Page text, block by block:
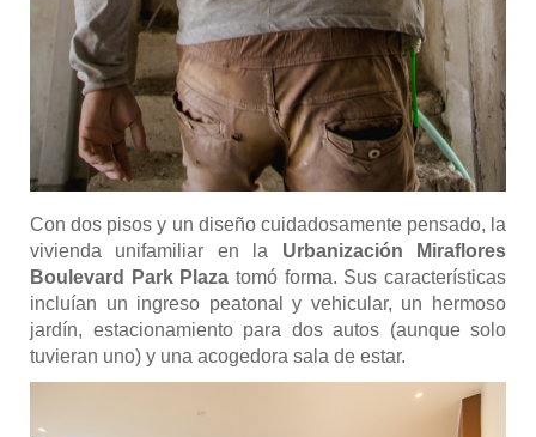
Con dos pisos y un diseño cuidadosamente pensado, la
vivienda unifamiliar en la Urbanización Miraflores
Boulevard Park Plaza tomó forma. Sus características
incluían un ingreso peatonal y vehicular, un hermoso
jardín, estacionamiento para dos autos (aunque solo
tuvieran uno) y una acogedora sala de estar.